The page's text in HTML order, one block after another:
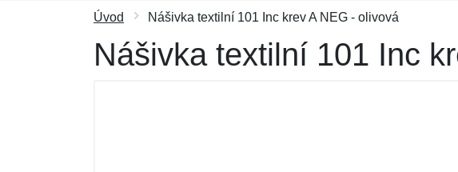
Pánské
Dětské
Úvod Nášivka textilní 101 Inc krev A NEG - olivová
Nášivka textilní 101 Inc